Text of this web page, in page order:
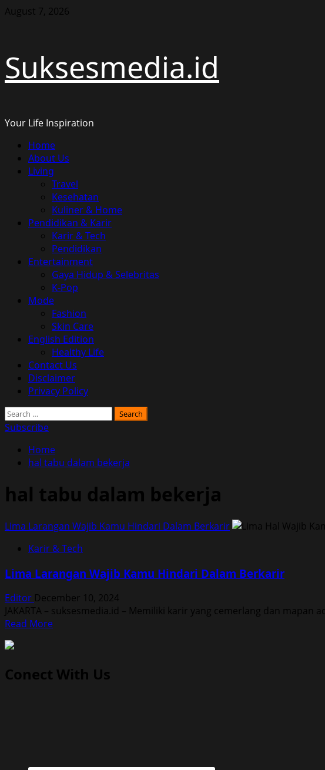
Skip
August 7, 2026
Suksesmedia.id
Your Life Inspiration
Primary
Menu
Home
About Us
Living
Travel
Kesehatan
Kuliner & Home
Pendidikan & Karir
Karir & Tech
Pendidikan
Entertainment
Gaya Hidup & Selebritas
K-Pop
Mode
Fashion
Skin Care
English Edition
Healthy Life
Contact Us
Disclaimer
Privacy Policy
Search
for:
Subscribe
Home
hal tabu dalam bekerja
hal tabu dalam bekerja
Lima Larangan Wajib Kamu Hindari Dalam Berkarir
Karir & Tech
Lima Larangan Wajib Kamu Hindari Dalam Berkarir
Editor December 10, 2024
JAKARTA – suksesmedia.id – Memiliki karir yang cemerlang dan
Read MoreRead
Larangan
Conect With Us